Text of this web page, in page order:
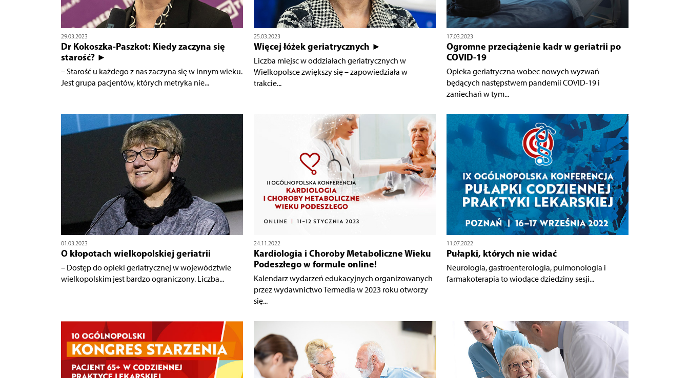
29.03.2023
Dr Kokoszka-Paszkot: Kiedy zaczyna się
starość? ►
– Starość u każdego z nas zaczyna się w innym wieku.
Jest grupa pacjentów, których metryka nie...
25.03.2023
Więcej łóżek geriatrycznych ►
Liczba miejsc w oddziałach geriatrycznych w
Wielkopolsce zwiększy się – zapowiedziała w
trakcie...
17.03.2023
Ogromne przeciążenie kadr w geriatrii po
COVID-19
Opieka geriatryczna wobec nowych wyzwań
będących następstwem pandemii COVID-19 i
zaniechań w tym...
01.03.2023
O kłopotach wielkopolskiej geriatrii
– Dostęp do opieki geriatrycznej w województwie
wielkopolskim jest bardzo ograniczony. Liczba...
24.11.2022
Kardiologia i Choroby Metaboliczne Wieku
Podeszłego w formule online!
Kalendarz wydarzeń edukacyjnych organizowanych
przez wydawnictwo Termedia w 2023 roku otworzy
się...
11.07.2022
Pułapki, których nie widać
Neurologia, gastroenterologia, pulmonologia i
farmakoterapia to wiodące dziedziny sesji...